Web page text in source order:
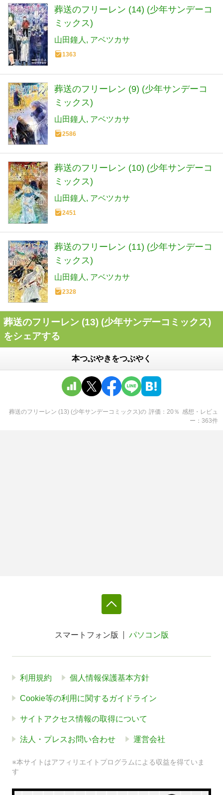
葬送のフリーレン (14) (少年サンデーコ
ミックス)
山田鐘人 アベツカサ
1363
葬送のフリーレン (9) (少年サンデーコ
ミックス)
山田鐘人 アベツカサ
2586
葬送のフリーレン (10) (少年サンデーコ
ミックス)
山田鐘人 アベツカサ
2451
葬送のフリーレン (11) (少年サンデーコ
ミックス)
山田鐘人 アベツカサ
2328
葬送のフリーレン (13) (少年サンデーコミックス)
をシェアする
本つぶやきをつぶやく
葬送のフリーレン (13) (少年サンデーコミックス)の 評価 20 ％ 感想・レビュ
ー
363件
スマートフォン版 パソコン版
利用規約 個人情報保護基本方針
Cookie等の利用に関するガイドライン
サイトアクセス情報の取得について
法人・プレスお問い合わせ 運営会社
※本サイトはアフィリエイトプログラムによる収益を得ていま
す